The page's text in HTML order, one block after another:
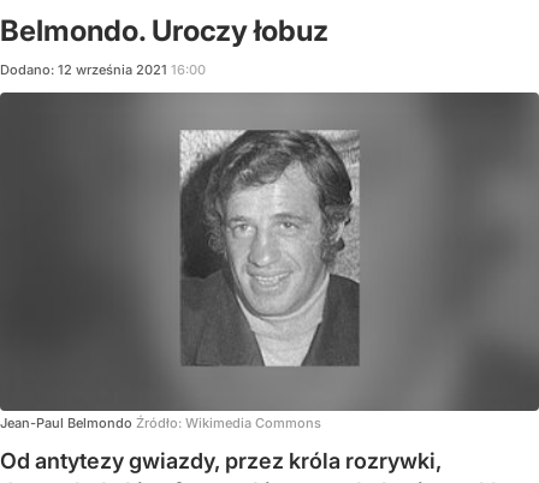
Belmondo. Uroczy łobuz
Dodano: 12 września 2021 16:00
Jean-Paul Belmondo Źródło: Wikimedia Commons
Od antytezy gwiazdy, przez króla rozrywki,